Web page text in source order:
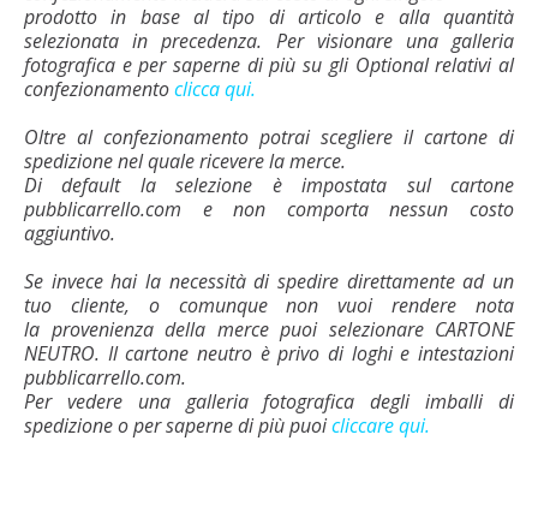
prodotto in base al tipo di articolo e alla quantità
selezionata in precedenza. Per visionare una galleria
fotografica e per saperne di più su gli Optional relativi al
confezionamentoclicca qui.
Oltre al confezionamento potrai scegliere il cartone di
spedizione nel quale ricevere la merce.
Di default la selezione è impostata sul cartone
pubblicarrello.com e non comporta nessun costo
aggiuntivo.
Se invece hai la necessità di spedire direttamente ad un
tuo cliente, o comunque non vuoi rendere nota
la provenienza della merce puoi selezionare CARTONE
NEUTRO. Il cartone neutro è privo di loghi e intestazioni
pubblicarrello.com.
Per vedere una galleria fotografica degli imballi di
spedizione o per saperne di più puoicliccare qui.